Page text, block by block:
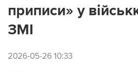
приписи» у
ЗМІ
2026-05-26 10:33